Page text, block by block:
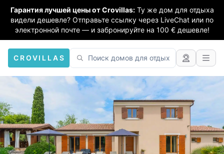
Гарантия лучшей цены от Crovillas: Ту же дом для отдыха
видели дешевле? Отправьте ссылку через LiveChat или по
электронной почте — и забронируйте на 100 € дешевле!
CROVILLAS